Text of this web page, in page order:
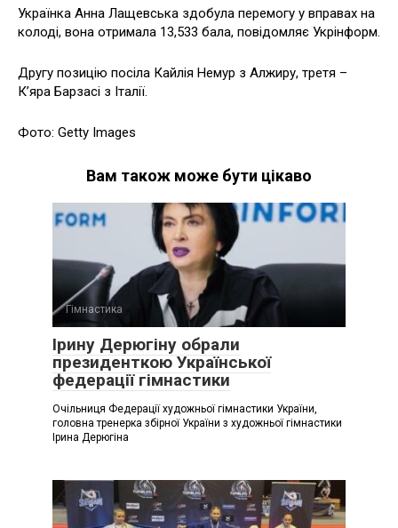
Українка Анна Лащевська здобула перемогу у вправах на
колоді, вона отримала 13,533 бала, повідомляє Укрінформ.
Другу позицію посіла Кайлія Немур з Алжиру, третя –
К’яра Барзасі з Італії.
Фото: Getty Images
Вам також може бути цікаво
Гімнастика
Ірину Дерюгіну обрали
президенткою Української
федерації гімнастики
Очільниця Федерації художньої гімнастики України,
головна тренерка збірної України з художньої гімнастики
Ірина Дерюгіна